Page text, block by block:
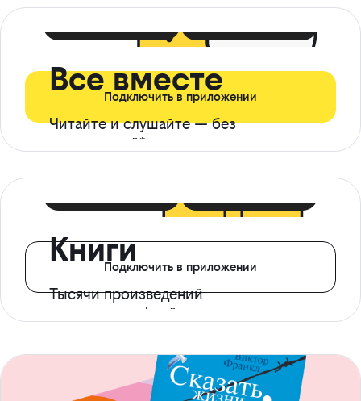
Все вместе
Читайте и слушайте — без
ограничений*
Подключить в приложении
Книги
Тысячи произведений
с доступом офлайн
Подключить в приложении